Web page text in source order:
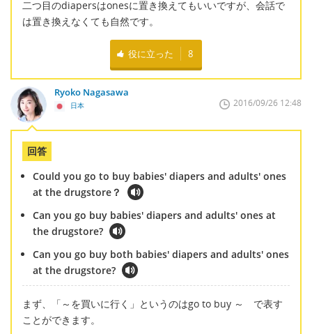
二つ目のdiapersはonesに置き換えてもいいですが、会話で
は置き換えなくても自然です。
役に立った 8
Ryoko Nagasawa
日本 2016/09/26 12:48
回答
Could you go to buy babies' diapers and adults' ones
at the drugstore？
Can you go buy babies' diapers and adults' ones at
the drugstore?
Can you go buy both babies' diapers and adults' ones
at the drugstore?
まず、「～を買いに行く」というのはgo to buy ～ で表す
ことができます。